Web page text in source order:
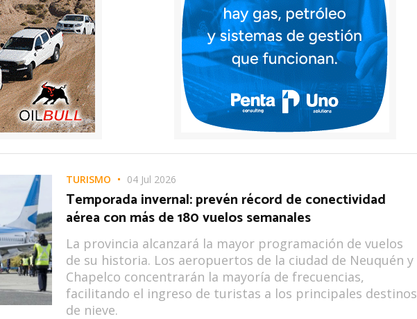
TURISMO 04 Jul 2026
Temporada invernal: prevén récord de conectividad
aérea con más de 180 vuelos semanales
La provincia alcanzará la mayor programación de vuelos
de su historia. Los aeropuertos de la ciudad de Neuquén y
Chapelco concentrarán la mayoría de frecuencias,
facilitando el ingreso de turistas a los principales destinos
de nieve.